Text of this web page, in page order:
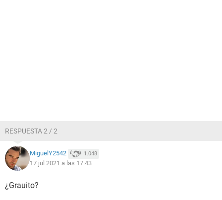
RESPUESTA 2 / 2
MiguelY2542 1.048
17 jul 2021 a las 17:43
¿Grauito?